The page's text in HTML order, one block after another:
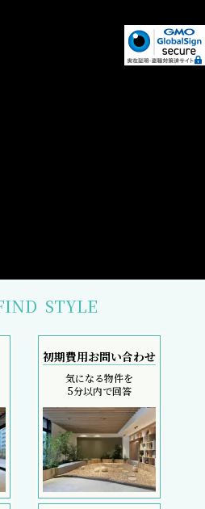
STYLE
初期費用お問い合わせ
気になる物件を
5分以内で回答